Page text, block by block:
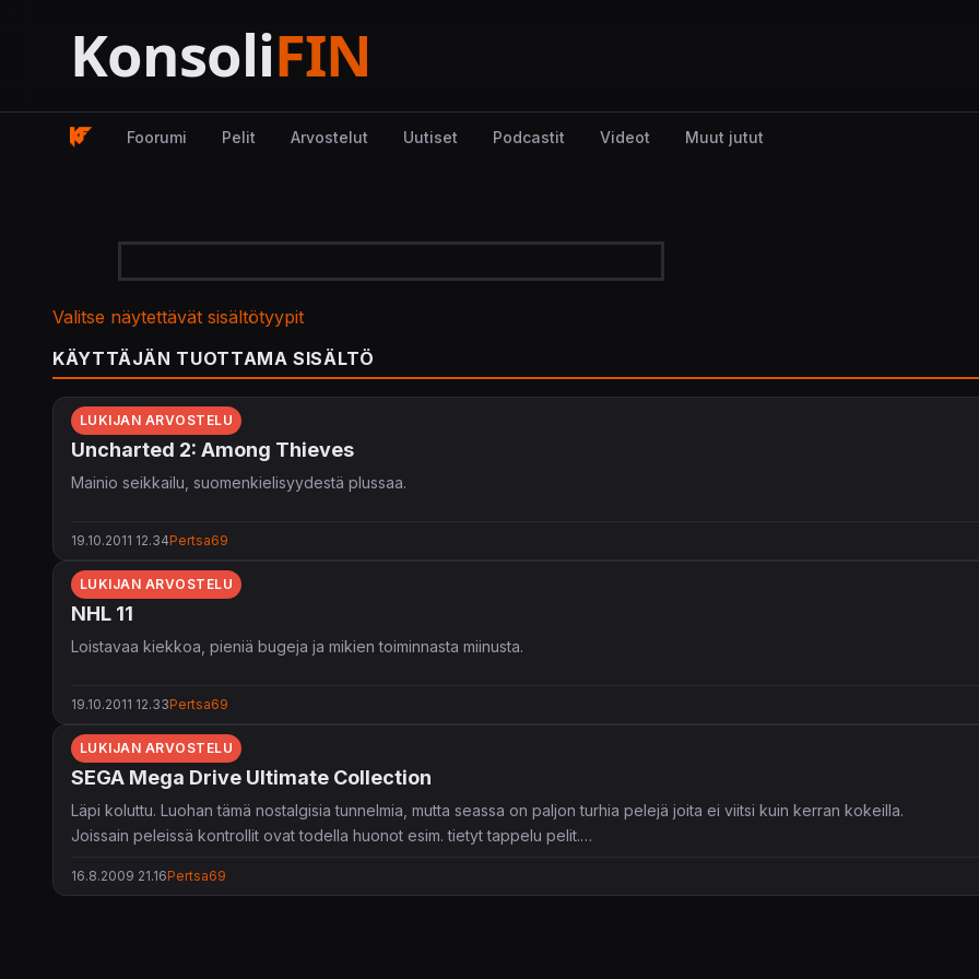
Foorumi Pelit Arvostelut Uutiset Podcastit Videot Muut jutut
Valitse näytettävät sisältötyypit
KÄYTTÄJÄN TUOTTAMA SISÄLTÖ
LUKIJAN ARVOSTELU
Uncharted 2: Among Thieves
Mainio seikkailu, suomenkielisyydestä plussaa.
19.10.2011 12.34Pertsa69
LUKIJAN ARVOSTELU
NHL 11
Loistavaa kiekkoa, pieniä bugeja ja mikien toiminnasta miinusta.
19.10.2011 12.33Pertsa69
LUKIJAN ARVOSTELU
SEGA Mega Drive Ultimate Collection
Läpi koluttu. Luohan tämä nostalgisia tunnelmia, mutta seassa on paljon turhia pelejä joita ei viitsi kuin kerran kokeilla.
Joissain peleissä kontrollit ovat todella huonot esim. tietyt tappelu pelit.
Hintaansa nähden todella mainio ostos, etenkin jos taloudesta löytyy lapsosia.
16.8.2009 21.16Pertsa69